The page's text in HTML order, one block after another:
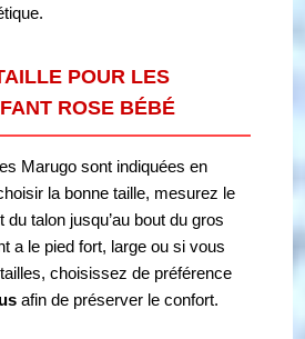
POUR LES
ROSE BÉBÉ
Marugo sont indiquées en
la bonne taille, mesurez le
du talon jusqu’au bout du gros
a le pied fort, large ou si vous
choisissez de préférence
afin de préserver le confort.